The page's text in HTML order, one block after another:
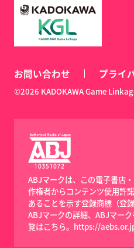
お問い合わせ プライ
©2026 KADOKAWA Game
ABJマークは、この電子書店
作権者からコンテンツ使用許
あることを示す登録商標（登
ABJマークの詳細、ABJマー
覧はこちら。 https://